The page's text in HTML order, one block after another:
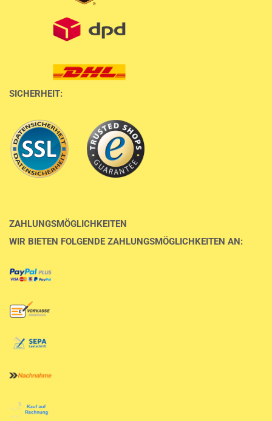
SICHERHEIT:
ZAHLUNGSMÖGLICHKEITEN
WIR BIETEN FOLGENDE ZAHLUNGSMÖGLICHKEITEN AN: